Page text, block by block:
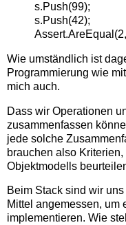
s.Push(99);
s.Push(42);
Wie umständlich ist
Programmierung wie
mich auch.
Dass wir Operationen
zusammenfassen
jede solche
brauchen also
Objektmodells
Beim Stack sind wir
Mittel angemessen, um
implementieren. Wie